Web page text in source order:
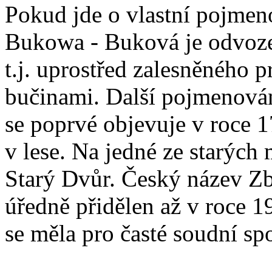
Pokud jde o vlastní
Bukowa - Buková je
t.j. uprostřed zalesněného
bučinami. Další
se poprvé objevuje v roce
v lese. Na jedné ze starých
Starý Dvůr. Český název
úředně přidělen až v roce
se měla pro časté soudní